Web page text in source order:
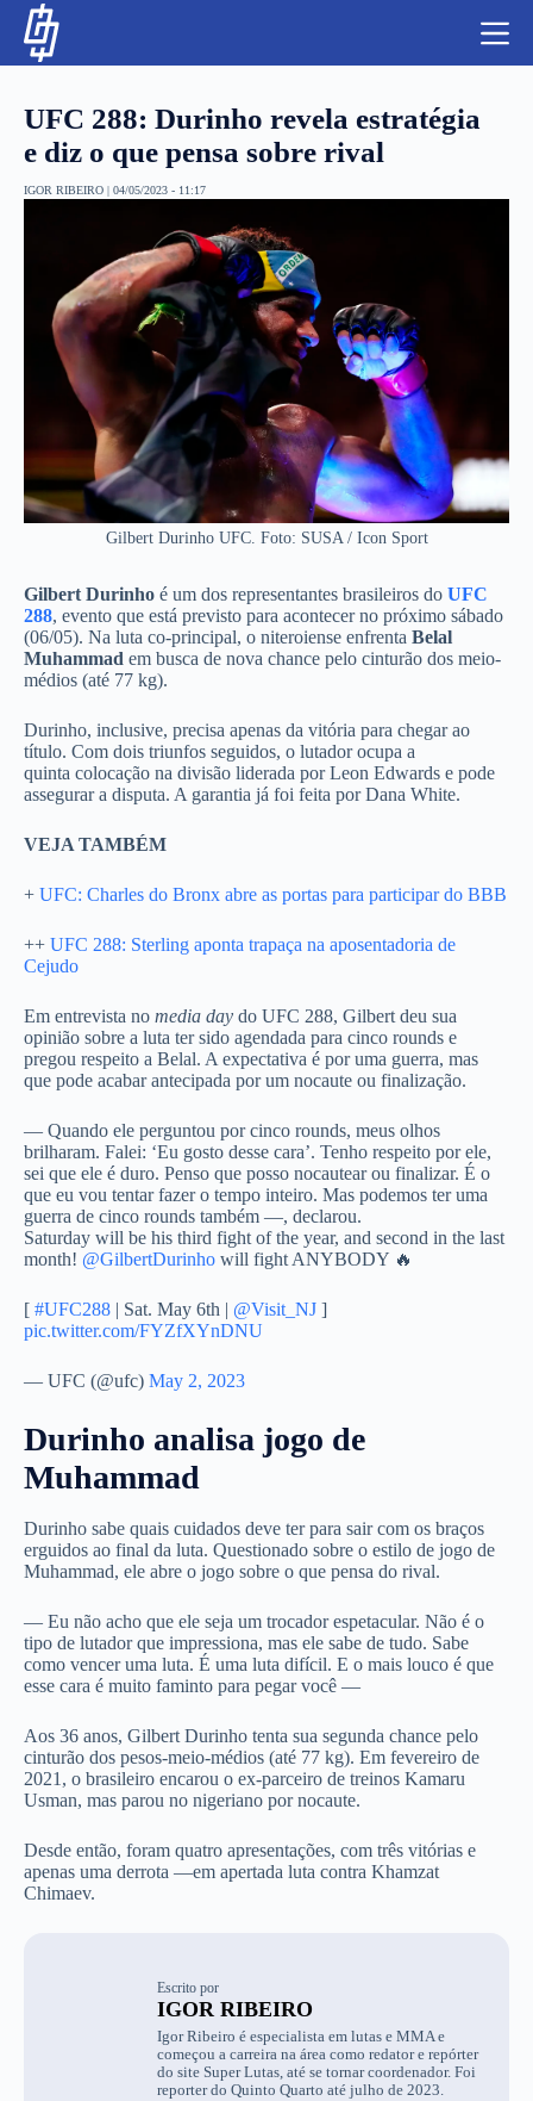
NBA
LUTAS E MMA
NFL
MLS
APOSTAS LEGAL
UFC 288: Durinho revela estratégia
e diz o que pensa sobre rival
IGOR RIBEIRO | 04/05/2023 - 11:17
Gilbert Durinho UFC. Foto: SUSA / Icon Sport
Gilbert Durinho é um dos representantes brasileiros do UFC
288, evento que está previsto para acontecer no próximo sábado
(06/05). Na luta co-principal, o niteroiense enfrenta Belal
Muhammad em busca de nova chance pelo cinturão dos meio-
médios (até 77 kg).
Durinho, inclusive, precisa apenas da vitória para chegar ao
título. Com dois triunfos seguidos, o lutador ocupa a
quinta colocação na divisão liderada por Leon Edwards e pode
assegurar a disputa. A garantia já foi feita por Dana White.
VEJA TAMBÉM
+ UFC: Charles do Bronx abre as portas para participar do BBB
++ UFC 288: Sterling aponta trapaça na aposentadoria de
Cejudo
Em entrevista no media day do UFC 288, Gilbert deu sua
opinião sobre a luta ter sido agendada para cinco rounds e
pregou respeito a Belal. A expectativa é por uma guerra, mas
que pode acabar antecipada por um nocaute ou finalização.
— Quando ele perguntou por cinco rounds, meus olhos
brilharam. Falei: ‘Eu gosto desse cara’. Tenho respeito por ele,
sei que ele é duro. Penso que posso nocautear ou finalizar. É o
que eu vou tentar fazer o tempo inteiro. Mas podemos ter uma
guerra de cinco rounds também —, declarou.
Saturday will be his third fight of the year, and second in the last
month! @GilbertDurinho will fight ANYBODY 🔥
[ #UFC288 | Sat. May 6th | @Visit_NJ ]
pic.twitter.com/FYZfXYnDNU
— UFC (@ufc) May 2, 2023
Durinho analisa jogo de
Muhammad
Durinho sabe quais cuidados deve ter para sair com os braços
erguidos ao final da luta. Questionado sobre o estilo de jogo de
Muhammad, ele abre o jogo sobre o que pensa do rival.
— Eu não acho que ele seja um trocador espetacular. Não é o
tipo de lutador que impressiona, mas ele sabe de tudo. Sabe
como vencer uma luta. É uma luta difícil. E o mais louco é que
esse cara é muito faminto para pegar você —
Aos 36 anos, Gilbert Durinho tenta sua segunda chance pelo
cinturão dos pesos-meio-médios (até 77 kg). Em fevereiro de
2021, o brasileiro encarou o ex-parceiro de treinos Kamaru
Usman, mas parou no nigeriano por nocaute.
Desde então, foram quatro apresentações, com três vitórias e
apenas uma derrota —em apertada luta contra Khamzat
Chimaev.
Escrito por
IGOR RIBEIRO
Igor Ribeiro é especialista em lutas e MMA e
começou a carreira na área como redator e repórter
do site Super Lutas, até se tornar coordenador. Foi
reporter do Quinto Quarto até julho de 2023.